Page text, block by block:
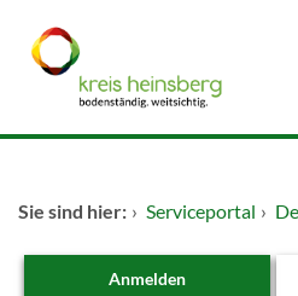
Zum Hauptinhalt springen
Dienstleistungen A-Z
Kontakt
Sie sind hier: › Serviceportal ›
Anmelden